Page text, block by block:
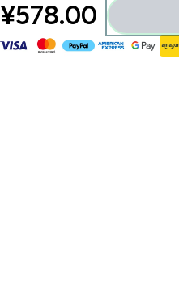
¥578.00‎